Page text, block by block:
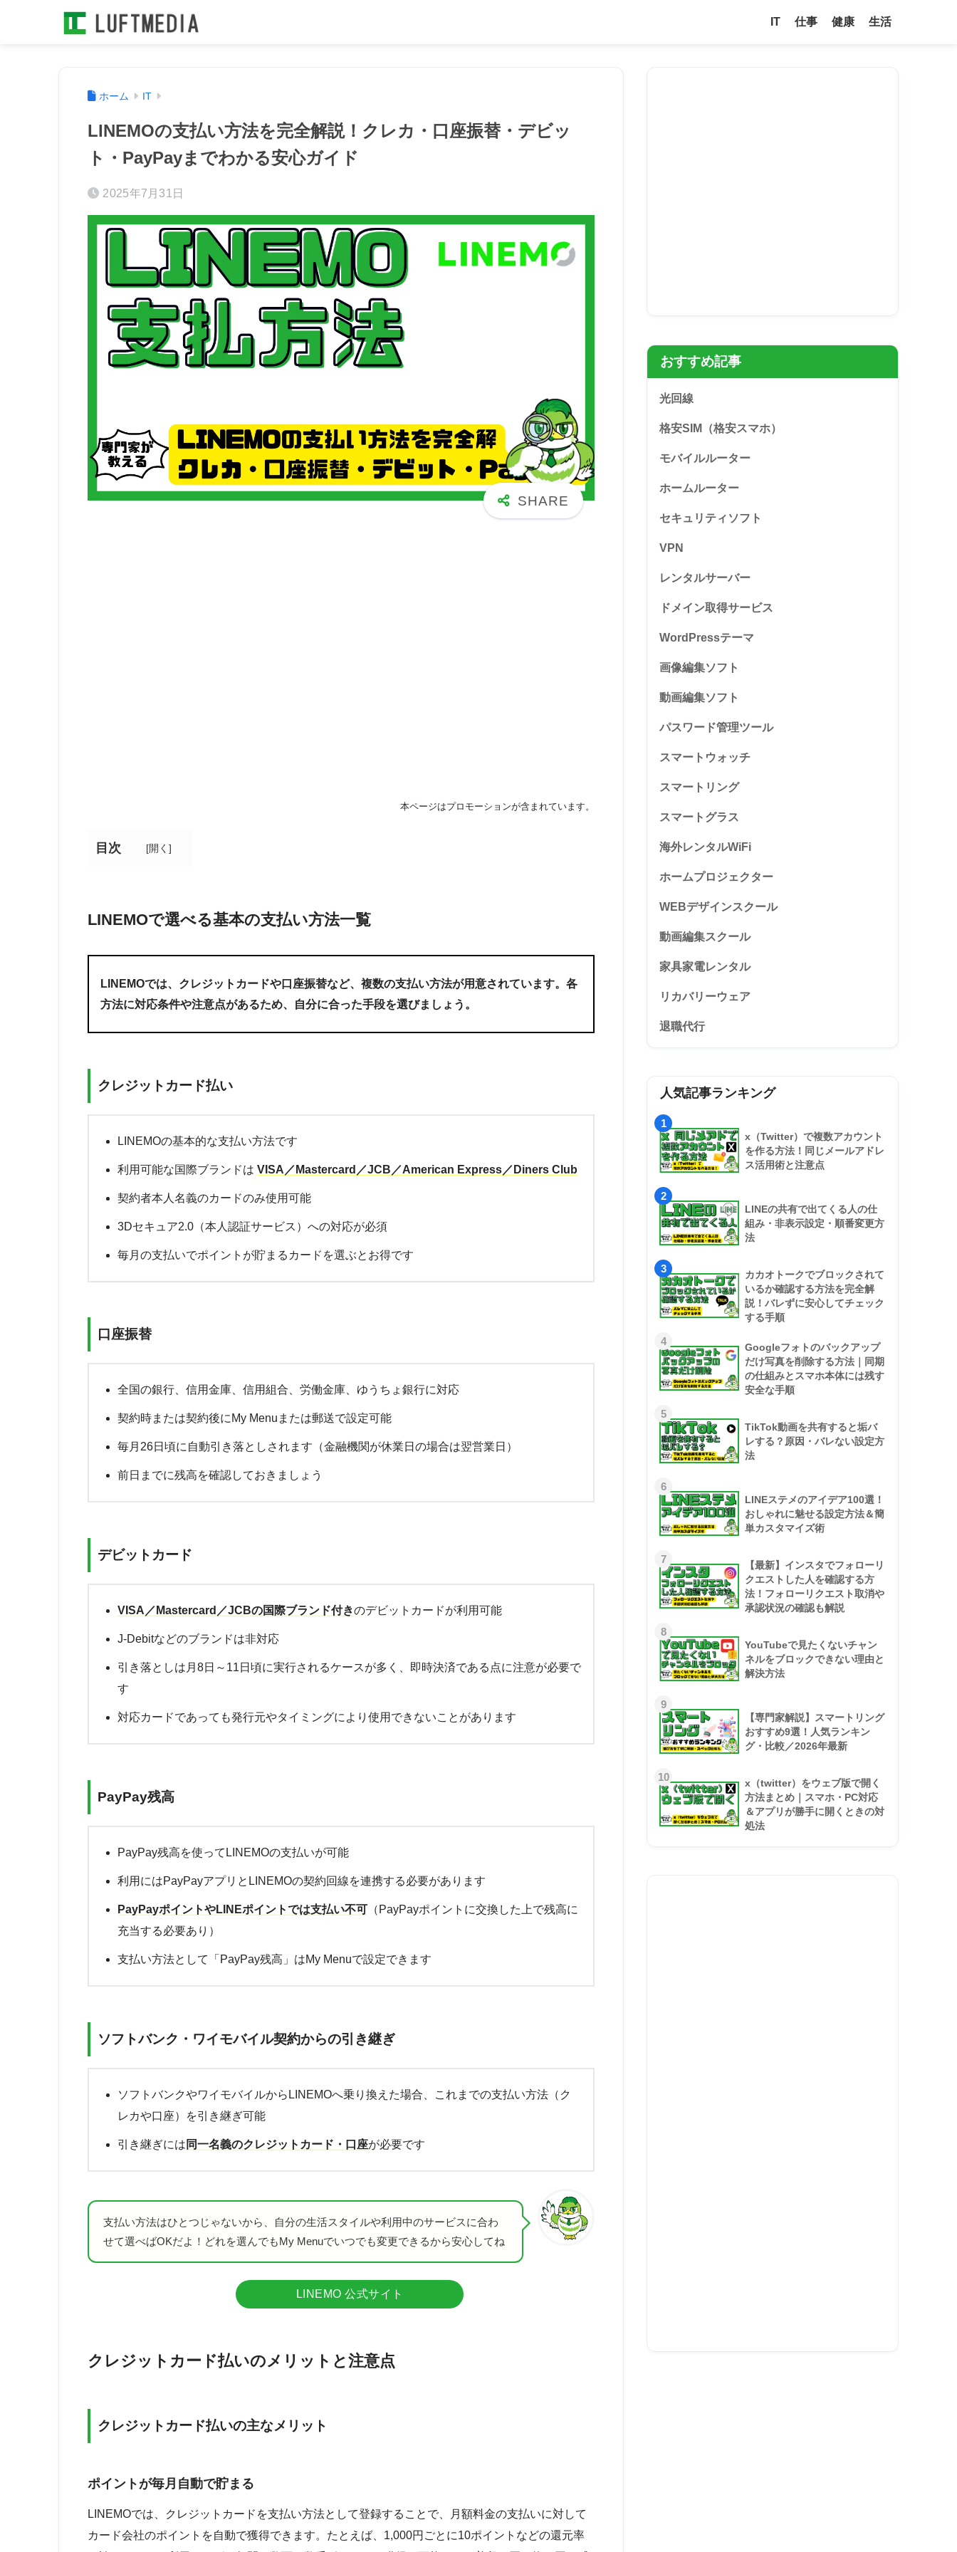
IT 仕事 健康 生活
ホーム IT
LINEMOの支払い方法を完全解説！クレカ・口座振替・デビッ
ト・PayPayまでわかる安心ガイド
2025年7月31日
本ページはプロモーションが含まれています。
目次 [開く ]
LINEMOで選べる基本の支払い方法一覧
LINEMOでは、クレジットカードや口座振替など、複数の支払い方法が用意されています。各
方法に対応条件や注意点があるため、自分に合った手段を選びましょう。
クレジットカード払い
LINEMOの基本的な支払い方法です
利用可能な国際ブランドは VISA／Mastercard／JCB／American Express／Diners Club
契約者本人名義のカードのみ使用可能
3Dセキュア2.0（本人認証サービス）への対応が必須
毎月の支払いでポイントが貯まるカードを選ぶとお得です
口座振替
全国の銀行、信用金庫、信用組合、労働金庫、ゆうちょ銀行に対応
契約時または契約後にMy Menuまたは郵送で設定可能
毎月26日頃に自動引き落としされます（金融機関が休業日の場合は翌営業日）
前日までに残高を確認しておきましょう
デビットカード
VISA／Mastercard／JCBの国際ブランド付きのデビットカードが利用可能
J-Debitなどのブランドは非対応
引き落としは月8日～11日頃に実行されるケースが多く、即時決済である点に注意が必要で
す
対応カードであっても発行元やタイミングにより使用できないことがあります
PayPay残高
PayPay残高を使ってLINEMOの支払いが可能
利用にはPayPayアプリとLINEMOの契約回線を連携する必要があります
PayPayポイントやLINEポイントでは支払い不可 （PayPayポイントに交換した上で残高に
充当する必要あり）
支払い方法として「PayPay残高」はMy Menuで設定できます
ソフトバンク・ワイモバイル契約からの引き継ぎ
ソフトバンクやワイモバイルからLINEMOへ乗り換えた場合、これまでの支払い方法（ク
レカや口座）を引き継ぎ可能
引き継ぎには 同一名義のクレジットカード・口座が必要です
支払い方法はひとつじゃないから、自分の生活スタイルや利用中のサービスに合わ
せて選べばOKだよ！どれを選んでもMy Menuでいつでも変更できるから安心してね
LINEMO 公式サイト
クレジットカード払いのメリットと注意点
クレジットカード払いの主なメリット
ポイントが毎月自動で貯まる
LINEMOでは、クレジットカードを支払い方法として登録することで、月額料金の支払いに対して
カード会社のポイントを自動で獲得できます。たとえば、1,000円ごとに10ポイントなどの還元率
おすすめ記事
光回線
格安SIM（格安スマホ）
モバイルルーター
ホームルーター
セキュリティソフト
VPN
レンタルサーバー
ドメイン取得サービス
WordPressテーマ
画像編集ソフト
動画編集ソフト
パスワード管理ツール
スマートウォッチ
スマートリング
スマートグラス
海外レンタルWiFi
ホームプロジェクター
WEBデザインスクール
動画編集スクール
家具家電レンタル
リカバリーウェア
退職代行
人気記事ランキング
1
x（Twitter）で複数アカウント
を作る方法！同じメールアドレ
ス活用術と注意点
2
LINEの共有で出てくる人の仕
組み・非表示設定・順番変更方
法
3
カカオトークでブロックされて
いるか確認する方法を完全解
説！バレずに安心してチェック
する手順
4
Googleフォトのバックアップ
だけ写真を削除する方法｜同期
の仕組みとスマホ本体には残す
安全な手順
5
TikTok動画を共有すると垢バ
レする？原因・バレない設定方
法
6
LINEステメのアイデア100選！
おしゃれに魅せる設定方法＆簡
単カスタマイズ術
7
【最新】インスタでフォローリ
クエストした人を確認する方
法！フォローリクエスト取消や
承認状況の確認も解説
8
YouTubeで見たくないチャン
ネルをブロックできない理由と
解決方法
9
【専門家解説】スマートリング
おすすめ9選！人気ランキン
グ・比較／2026年最新
10
x（twitter）をウェブ版で開く
方法まとめ｜スマホ・PC対応
＆アプリが勝手に開くときの対
処法